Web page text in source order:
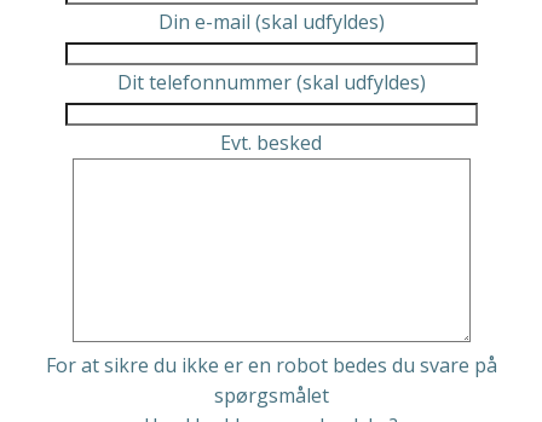
Din e-mail (skal udfyldes)
Dit telefonnummer (skal udfyldes)
Evt. besked
For at sikre du ikke er en robot bedes du svare på
spørgsmålet